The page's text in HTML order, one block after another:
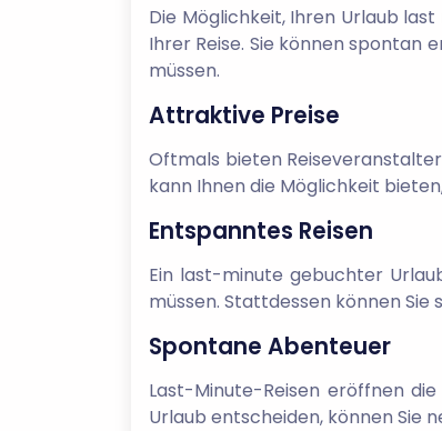
Die Möglichkeit, Ihren Urlaub
Ihrer Reise. Sie können spontan
müssen.
Attraktive Preise
Oftmals bieten
kann Ihnen die Möglichkeit
Entspanntes Reisen
Ein last-minute gebuchter
müssen. Stattdessen können
Spontane Abenteuer
Last-Minute-Reisen eröffnen
Urlaub entscheiden, können Sie